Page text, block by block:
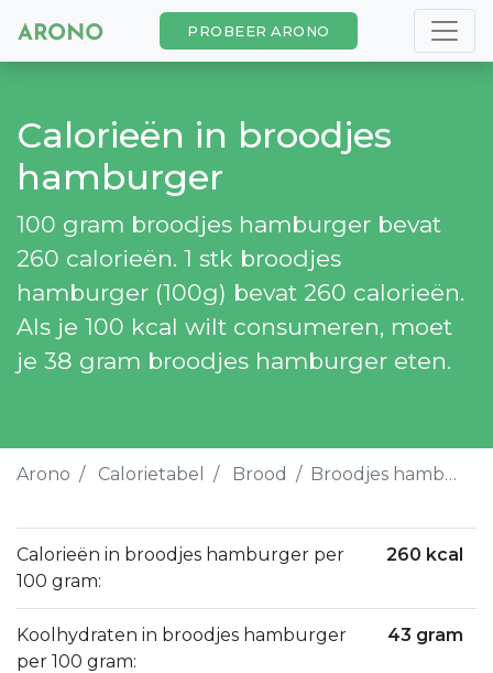
PROBEER ARONO
Calorieën in broodjes
hamburger
100 gram broodjes hamburger bevat
260 calorieën. 1 stk broodjes
hamburger (100g) bevat 260 calorieën.
Als je 100 kcal wilt consumeren, moet
je 38 gram broodjes hamburger eten.
Arono Calorietabel Brood Broodjes hamburger
Calorieën in broodjes hamburger per
100 gram:
260 kcal
Koolhydraten in broodjes hamburger
per 100 gram:
43 gram